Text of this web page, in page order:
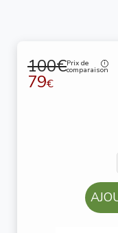
100€Prix de
comparaison
79€